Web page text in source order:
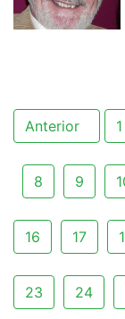
Anterior 1
8 9
16 17
23 24